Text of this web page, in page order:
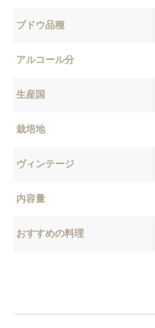
ブドウ品種
アルコール分
生産国
栽培地
ヴィンテージ
内容量
おすすめの料理